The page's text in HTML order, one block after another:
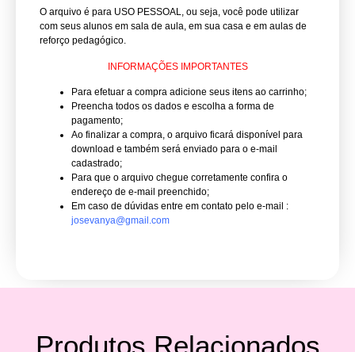
O arquivo é para USO PESSOAL, ou seja, você pode utilizar
com seus alunos em sala de aula, em sua casa e em aulas de
reforço pedagógico.
INFORMAÇÕES IMPORTANTES
Para efetuar a compra adicione seus itens ao carrinho;
Preencha todos os dados e escolha a forma de
pagamento;
Ao finalizar a compra, o arquivo ficará disponível para
download e também será enviado para o e-mail
cadastrado;
Para que o arquivo chegue corretamente confira o
endereço de e-mail preenchido;
Em caso de dúvidas entre em contato pelo e-mail :
josevanya@gmail.com
Produtos Relacionados